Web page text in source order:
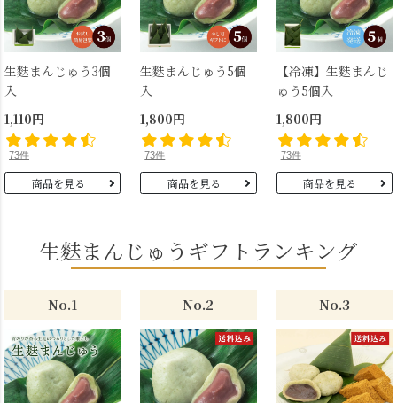
生麩まんじゅう3個
入
1,110円
73件
商品を見る
生麩まんじゅう5個
入
1,800円
73件
商品を見る
【冷凍】生麩まんじ
ゅう5個入
1,800円
73件
商品を見る
生麩まんじゅうギフトランキング
No.1 No.2 No.3